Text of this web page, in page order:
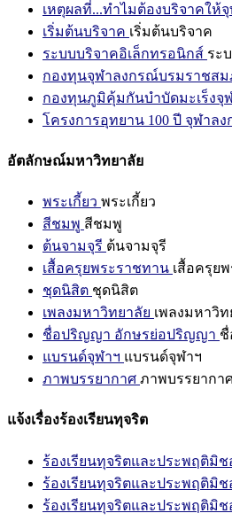
เหตุผลที่...ทำไมต้องบริจาคให้
เริ่มต้นบริจาค เริ่มต้นบริจาค
ระบบบริจาคอิเล็กทรอนิกส์ ระ
กองทุนจุฬาลงกรณ์บรมราชส
กองทุนภูมิคุ้มกันบำบัดมะเร็งจุ
โครงการอุทยาน 100 ปี จุฬาล
อัตลักษณ์มหาวิทยาลัย
พระเกี้ยว พระเกี้ยว
สีชมพู สีชมพู
ต้นจามจุรี ต้นจามจุรี
เสื้อครุยพระราชทาน เสื้อครุย
ชุดนิสิต ชุดนิสิต
เพลงมหาวิทยาลัย เพลงมหาวิท
ชื่อปริญญา อักษรย่อปริญญา
แบรนด์จุฬาฯ แบรนด์จุฬาฯ
ภาพบรรยากาศ ภาพบรรยากา
แจ้งเรื่องร้องเรียนทุจริต
ร้องเรียนทุจริตและประพฤติมิช
ร้องเรียนทุจริตและประพฤติมิช
ร้องเรียนทุจริตและประพฤติมิช